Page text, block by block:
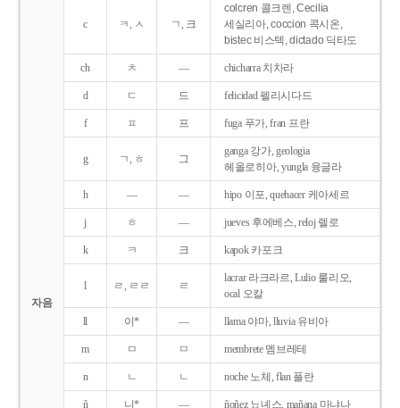
자음
c ㅋ, ㅅ ㄱ, 크
colcren 콜크렌, Cecilia
세실리아, coccion 콕시온,
bistec 비스텍, dictado 딕타도
ch ㅊ ― chicharra 치차라
d ㄷ 드 felicidad 펠리시다드
f ㅍ 프 fuga 푸가, fran 프란
g ㄱ, ㅎ 그
ganga 강가, geologia
헤올로히아, yungla 융글라
h ― ― hipo 이포, quehacer 케아세르
j ㅎ ― jueves 후에베스, reloj 렐로
k ㅋ 크 kapok 카포크
l ㄹ, ㄹㄹ ㄹ
lacrar 라크라르, Lulio 룰리오,
ocal 오칼
ll 이* ― llama 야마, lluvia 유비아
m ㅁ ㅁ membrete 멤브레테
n ㄴ ㄴ noche 노체, flan 플란
ñ 니* ― ñoñez 뇨녜스, mañana 마냐나